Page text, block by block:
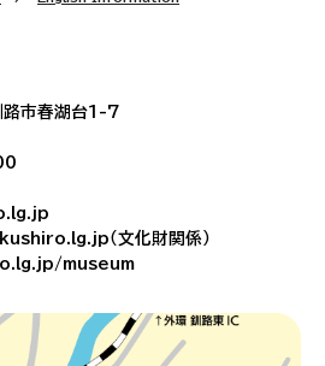
市春湖台1-7
（文化財関係）
museum